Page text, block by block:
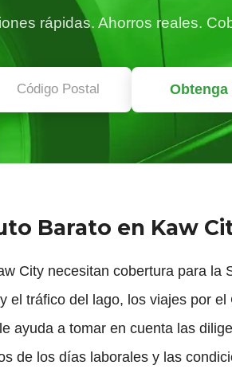
rápidas. Ahorros reales.
Barato en Kaw
City necesitan cobertura para la
el tráfico del lago, los viajes por
ayuda a tomar en cuenta las
de los días laborales y las